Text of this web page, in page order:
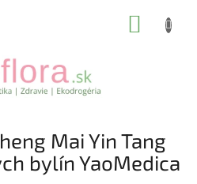
Mai Yin Tang
bylín YaoMedica